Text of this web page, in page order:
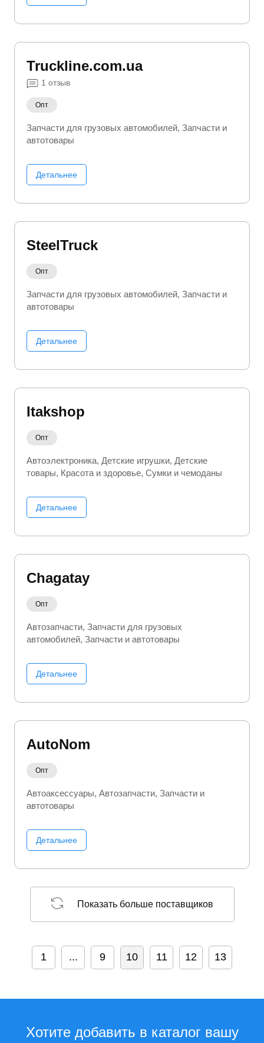
Truckline.com.ua
1 отзыв
Опт
Запчасти для грузовых автомобилей Запчасти и
автотовары
Детальнее
SteelTruck
Опт
Запчасти для грузовых автомобилей Запчасти и
автотовары
Детальнее
Itakshop
Опт
Автоэлектроника Детские игрушки Детские
товары Красота и здоровье Сумки и чемоданы
Детальнее
Chagatay
Опт
Автозапчасти Запчасти для грузовых
автомобилей Запчасти и автотовары
Детальнее
AutoNom
Опт
Автоаксессуары Автозапчасти Запчасти и
автотовары
Детальнее
Показать больше поставщиков
1 ... 9 10 11 12 13
Хотите добавить в каталог вашу